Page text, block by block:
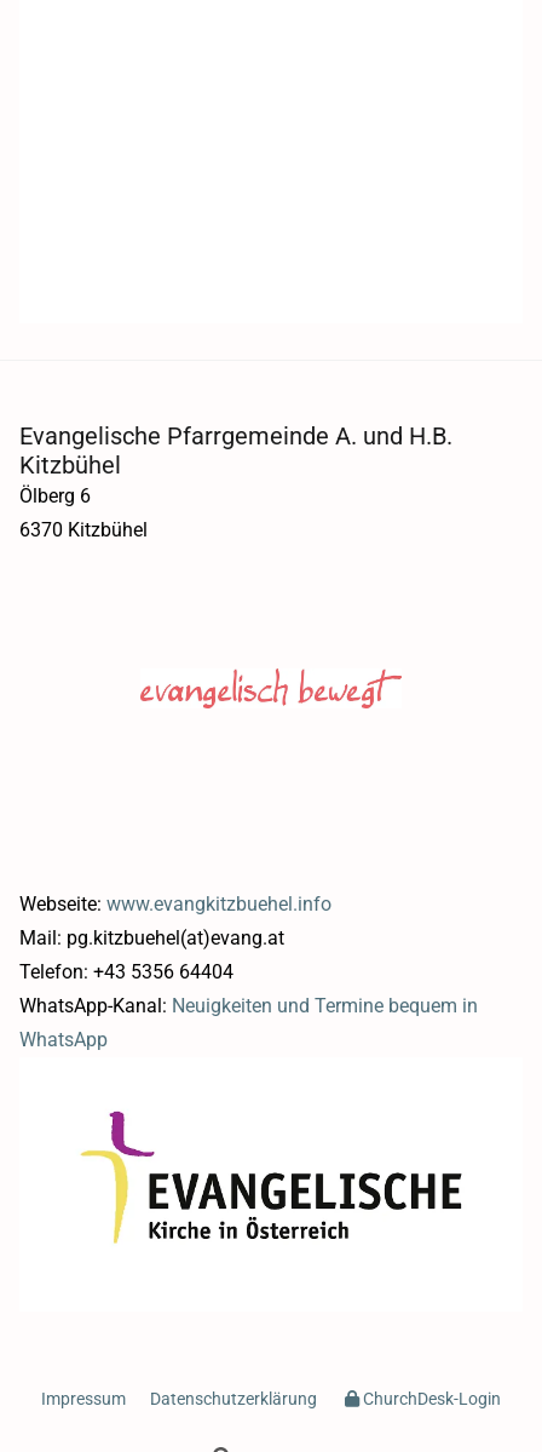
Evangelische Pfarrgemeinde A. und H.B.
Kitzbühel
Ölberg 6
6370 Kitzbühel
Webseite: www.evangkitzbuehel.info
Mail: pg.kitzbuehel(at)evang.at
Telefon: +43 5356 64404
WhatsApp-Kanal: Neuigkeiten und Termine bequem in
WhatsApp
Impressum Datenschutzerklärung ChurchDesk-Login